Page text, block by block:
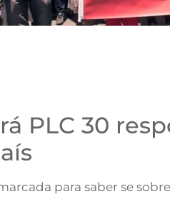
PLC 30
para saber se